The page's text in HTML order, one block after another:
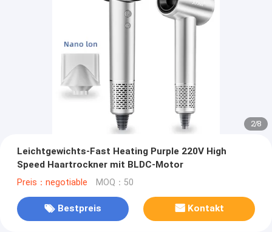
2/8
Leichtgewichts-Fast Heating Purple 220V High
Speed Haartrockner mit BLDC-Motor
Preis：negotiable MOQ：50
Bestpreis Kontakt